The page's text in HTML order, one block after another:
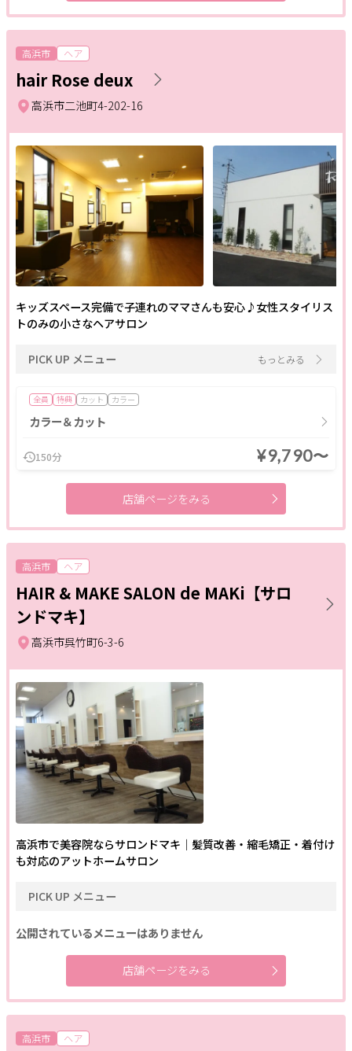
高浜市 ヘア
hair Rose deux
高浜市二池町4-202-16
キッズスペース完備で子連れのママさんも安心♪女性スタイリス
トのみの小さなヘアサロン
PICK UP メニュー もっとみる
全員 特典 カット カラー
カラー＆カット
150分 ¥9,790〜
店舗ページをみる
高浜市 ヘア
HAIR & MAKE SALON de MAKi【サロ
ンドマキ】
高浜市呉竹町6-3-6
高浜市で美容院ならサロンドマキ｜髪質改善・縮毛矯正・着付け
も対応のアットホームサロン
PICK UP メニュー
公開されているメニューはありません
店舗ページをみる
高浜市 ヘア
半額
モニター 女性スタッフのみ
女性専用
キッズルーム
フリーワード